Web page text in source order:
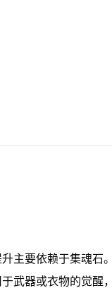
主要依赖于集魂石。
武器或衣物的觉醒，